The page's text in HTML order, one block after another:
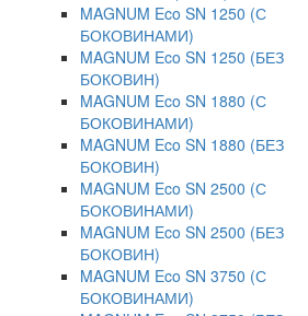
MAGNUM Eco SN 1250 (С
БОКОВИНАМИ)
MAGNUM Eco SN 1250 (БЕЗ
БОКОВИН)
MAGNUM Eco SN 1880 (С
БОКОВИНАМИ)
MAGNUM Eco SN 1880 (БЕЗ
БОКОВИН)
MAGNUM Eco SN 2500 (С
БОКОВИНАМИ)
MAGNUM Eco SN 2500 (БЕЗ
БОКОВИН)
MAGNUM Eco SN 3750 (С
БОКОВИНАМИ)